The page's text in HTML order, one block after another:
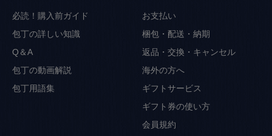
必読！購入前ガイド
包丁の詳しい知識
Q＆A
包丁の動画解説
包丁用語集
お支払い
梱包・配送・納期
返品・交換・キャンセル
海外の方へ
ギフトサービス
ギフト券の使い方
会員規約